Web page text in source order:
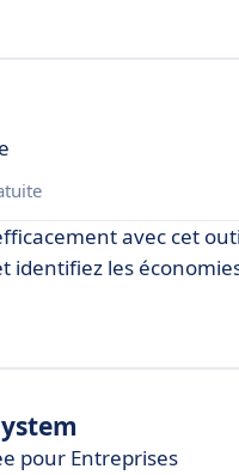
avec cet
identifiez les
pour Entreprises